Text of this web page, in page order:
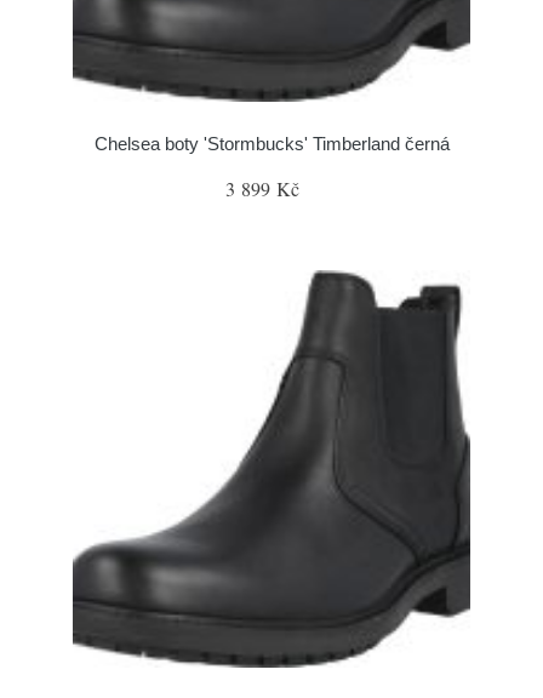
Chelsea boty 'Stormbucks' Timberland černá
3 899 Kč